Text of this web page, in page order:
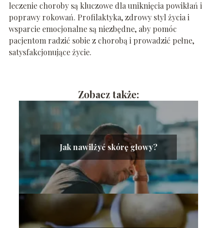
leczenie choroby są kluczowe dla uniknięcia powikłań i
poprawy rokowań. Profilaktyka, zdrowy styl życia i
wsparcie emocjonalne są niezbędne, aby pomóc
pacjentom radzić sobie z chorobą i prowadzić pełne,
satysfakcjonujące życie.
Zobacz także:
Jak nawilżyć skórę głowy?